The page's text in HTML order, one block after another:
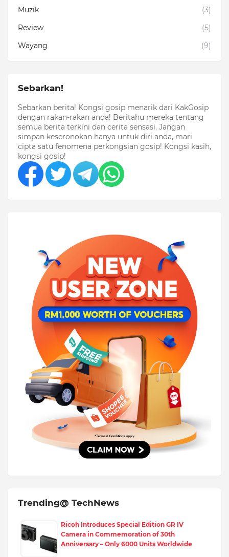
Muzik
(3)
Review
(5)
Wayang
(9)
Sebarkan!
Sebarkan berita! Kongsi gosip menarik dari KakGosip
dengan rakan-rakan anda! Beritahu mereka tentang
semua berita terkini dan cerita sensasi. Jangan
simpan keseronokan hanya untuk diri anda, mari
cipta satu fenomena perkongsian gosip! Kongsi kasih,
kongsi gosip!
Trending@ TechNews
Ricoh Introduces Special Edition GR IV
Camera in Commemoration of 30th
Anniversary – Only 6000 Units Worldwide